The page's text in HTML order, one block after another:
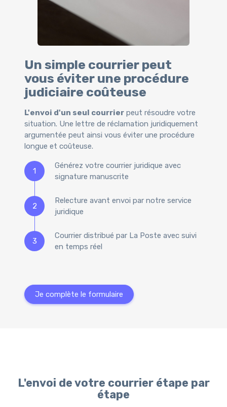
Un simple courrier peut
vous éviter une procédure
judiciaire coûteuse
L'envoi d'un seul courrier peut résoudre votre
situation. Une lettre de réclamation juridiquement
argumentée peut ainsi vous éviter une procédure
longue et coûteuse.
1
Générez votre courrier juridique avec
signature manuscrite
2
Relecture avant envoi par notre service
juridique
3
Courrier distribué par La Poste avec suivi
en temps réel
Je complète le formulaire
L'envoi de votre courrier étape par
étape